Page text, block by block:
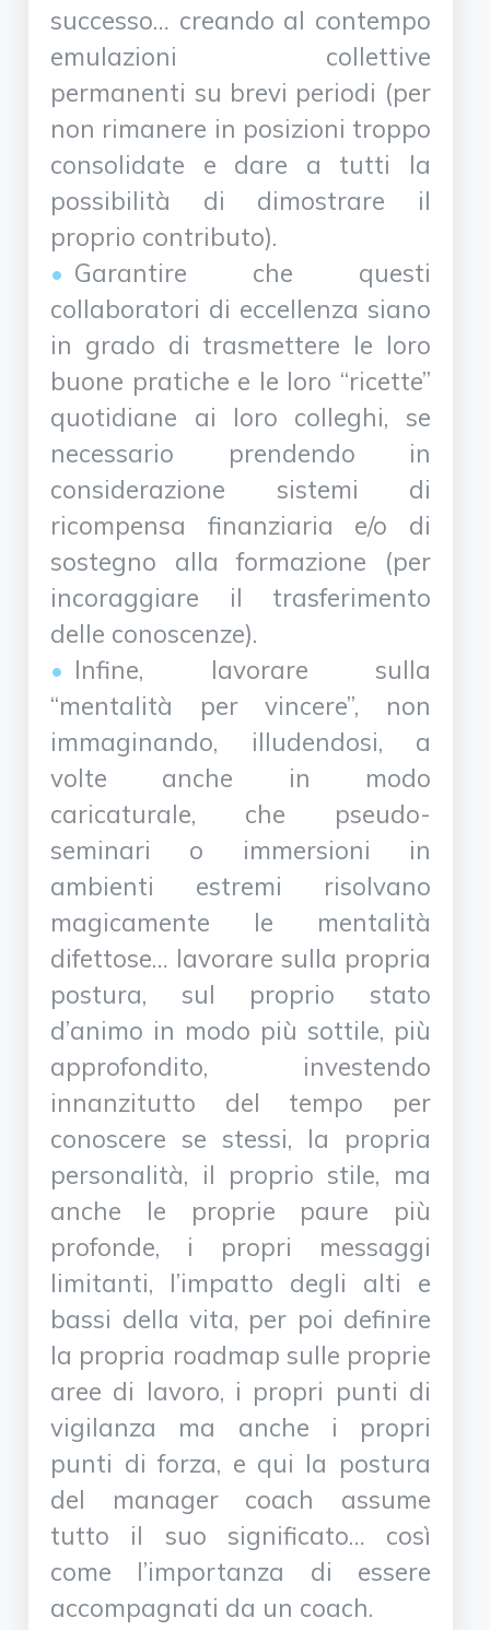
successo… creando al contempo
emulazioni collettive
permanenti su brevi periodi (per
non rimanere in posizioni troppo
consolidate e dare a tutti la
possibilità di dimostrare il
proprio contributo).
Garantire che questi
collaboratori di eccellenza siano
in grado di trasmettere le loro
buone pratiche e le loro “ricette”
quotidiane ai loro colleghi, se
necessario prendendo in
considerazione sistemi di
ricompensa finanziaria e/o di
sostegno alla formazione (per
incoraggiare il trasferimento
delle conoscenze).
Infine, lavorare sulla
“mentalità per vincere”, non
immaginando, illudendosi, a
volte anche in modo
caricaturale, che pseudo-
seminari o immersioni in
ambienti estremi risolvano
magicamente le mentalità
difettose… lavorare sulla propria
postura, sul proprio stato
d’animo in modo più sottile, più
approfondito, investendo
innanzitutto del tempo per
conoscere se stessi, la propria
personalità, il proprio stile, ma
anche le proprie paure più
profonde, i propri messaggi
limitanti, l’impatto degli alti e
bassi della vita, per poi definire
la propria roadmap sulle proprie
aree di lavoro, i propri punti di
vigilanza ma anche i propri
punti di forza, e qui la postura
del manager coach assume
tutto il suo significato… così
come l’importanza di essere
accompagnati da un coach.